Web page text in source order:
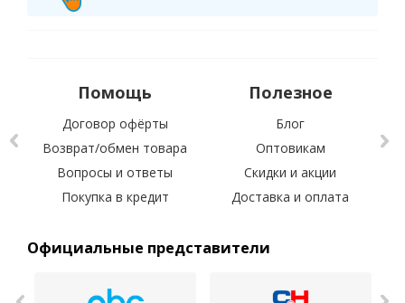
Помощь
Договор офёрты
Возврат/обмен товара
Вопросы и ответы
Покупка в кредит
Полезное
Блог
Оптовикам
Скидки и акции
Доставка и оплата
Официальные представители